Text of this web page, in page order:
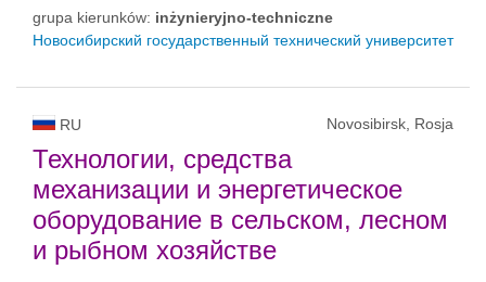
grupa kierunków: inżynieryjno-techniczne
Новосибирский государственный технический университет
RU Novosibirsk, Rosja
Технологии, средства
механизации и энергетическое
оборудование в сельском, лесном
и рыбном хозяйстве